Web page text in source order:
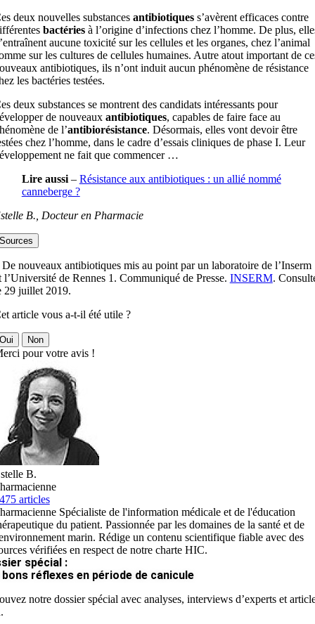
deux nouvelles substances antibiotiquess’avèrent efficaces contre
bactériesà l’origine d’infections chez l’homme. De plus,
aucune toxicité sur les cellules et les organes, chez l’animal
sur les cultures de cellules humaines. Autre atout important de
antibiotiques, ils n’ont induit aucun phénomène de résistance
les bactéries testées.
deux substances se montrent des candidats intéressants pour
de nouveaux antibiotiques, capables de faire face au
de l’antibiorésistance. Désormais, elles vont devoir être
chez l’homme, dans le cadre d’essais cliniques de phase I. Leur
ne fait que commencer …
Lire aussi– Résistance aux antibiotiques : un allié nommé
canneberge ?
B., Docteur en Pharmacie
nouveaux antibiotiques mis au point par un laboratoire de l’Inserm
l’Université de Rennes 1. Communiqué de Presse. INSERM.
29 juillet 2019.
article vous a-t-il été utile ?
Non
pour votre avis !
B.
articles
Spécialiste de l'information médicale et de l'éducation
du patient. Passionnée par les domaines de la santé et de
marin. Rédige un contenu scientifique fiable avec des
vérifiées en respect de notre charte HIC.
spécial :
bons réflexes en période de canicule
notre dossier spécial avec analyses, interviews d’experts et